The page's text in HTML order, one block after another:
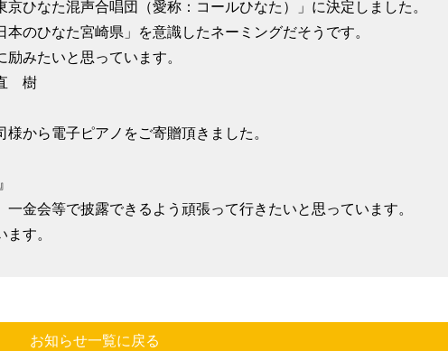
ひなた混声合唱団（愛称：コールひなた）」に決定しました。
のひなた宮崎県」を意識したネーミングだそうです。
みたいと思っています。
樹
から電子ピアノをご寄贈頂きました。
金会等で披露できるよう頑張って行きたいと思っています。
す。
お知らせ一覧に戻る